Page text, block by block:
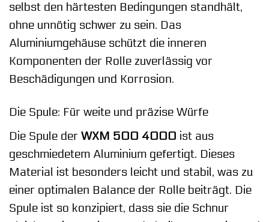
selbst den härtesten Bedingungen standhält,
ohne unnötig schwer zu sein. Das
Aluminiumgehäuse schützt die inneren
Komponenten der Rolle zuverlässig vor
Beschädigungen und Korrosion.
Die Spule: Für weite und präzise Würfe
Die Spule der WXM 500 4000 ist aus
geschmiedetem Aluminium gefertigt. Dieses
Material ist besonders leicht und stabil, was zu
einer optimalen Balance der Rolle beiträgt. Die
Spule ist so konzipiert, dass sie die Schnur